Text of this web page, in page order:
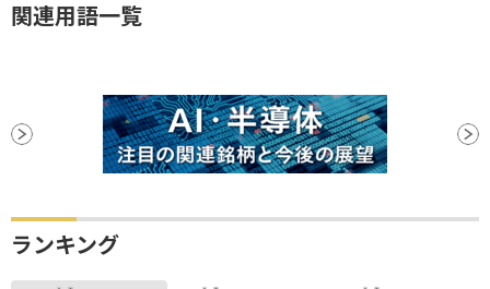
関連用語一覧
ランキング